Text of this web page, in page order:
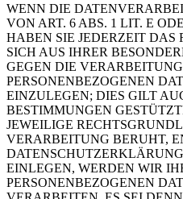
WENN DIE
VON ART. 6 ABS. 1 LIT. E
HABEN SIE JEDERZEIT DAS
SICH AUS IHRER
GEGEN DIE
PERSONENBEZOGENEN
EINZULEGEN; DIES GILT
BESTIMMUNGEN
JEWEILIGE
VERARBEITUNG BERUHT,
EINLEGEN, WERDEN WIR
PERSONENBEZOGENEN